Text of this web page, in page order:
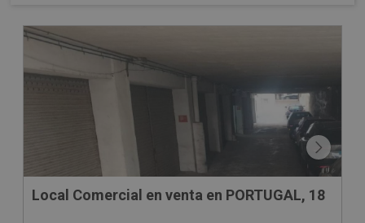
CONDICIONES ESPECIALES
Local Comercial en venta en PORTUGAL, 18